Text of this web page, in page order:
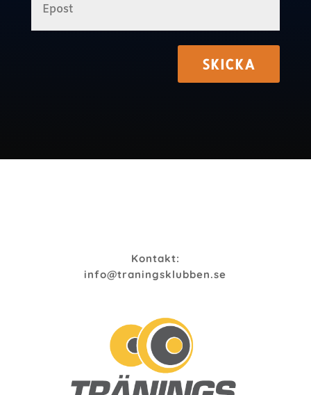
SKICKA
Kontakt:
info@traningsklubben.se